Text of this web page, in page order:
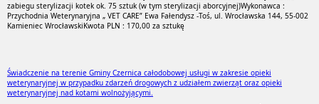
zabiegu sterylizacji kotek ok. 75 sztuk (w tym sterylizacji aborcyjnej)Wykonawca :
Przychodnia Weterynaryjna „ VET CARE” Ewa Fałendysz -Toś, ul. Wrocławska 144, 55-002
Kamieniec WrocławskiKwota PLN : 170,00 za sztukę
Świadczenie na terenie Gminy Czernica całodobowej usługi w zakresie opieki
weterynaryjnej w przypadku zdarzeń drogowych z udziałem zwierząt oraz opieki
weterynaryjnej nad kotami wolnożyjącymi.